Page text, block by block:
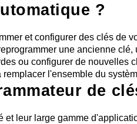
?
et configurer des clés de
une ancienne
ou configurer de
l'ensemble du
de
leur large gamme